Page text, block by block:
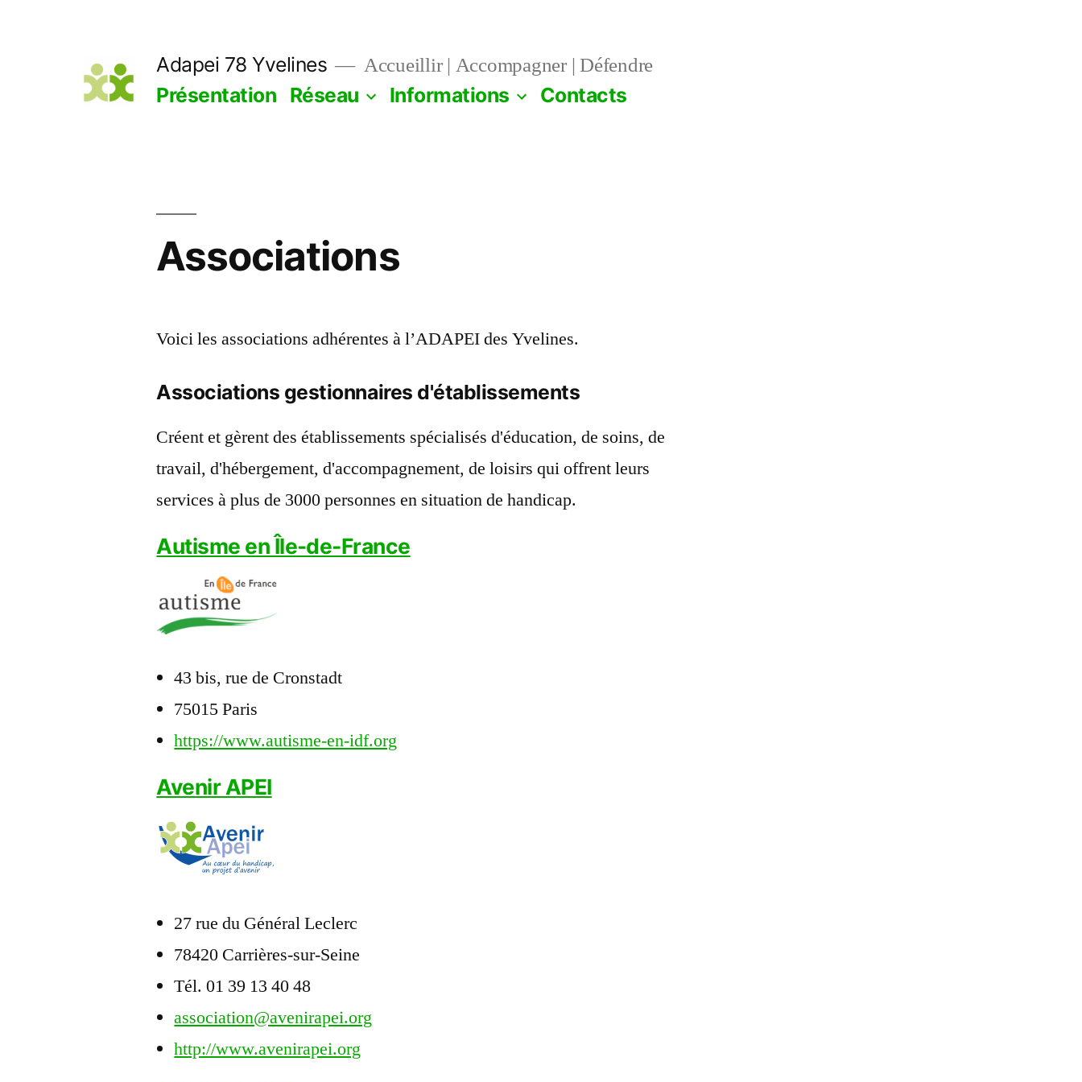
Adapei 78 Yvelines Accueillir | Accompagner | Défendre
Présentation Réseau Informations Contacts
Associations
Voici les associations adhérentes à l’ADAPEI des Yvelines.
Associations gestionnaires d'établissements
Créent et gèrent des établissements spécialisés d'éducation, de soins, de
travail, d'hébergement, d'accompagnement, de loisirs qui offrent leurs
services à plus de 3000 personnes en situation de handicap.
Autisme en Île-de-France
43 bis, rue de Cronstadt
75015 Paris
https://www.autisme-en-idf.org
Avenir APEI
27 rue du Général Leclerc
78420 Carrières-sur-Seine
Tél. 01 39 13 40 48
association@avenirapei.org
http://www.avenirapei.org